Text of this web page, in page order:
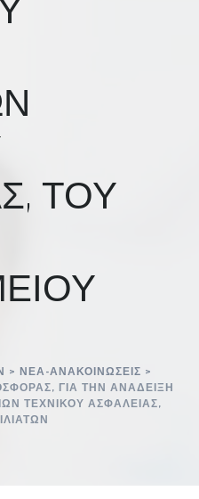
ΤΟΥ
> ΝΈΑ-ΑΝΑΚΟΙΝΏΣΕΙΣ >
ΓΙΑ ΤΗΝ ΑΝΑΔΕΙΞΗ
ΤΕΧΝΙΚΟΥ ΑΣΦΑΛΕΙΑΣ,